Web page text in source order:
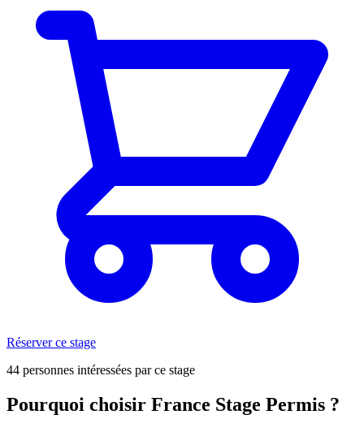
Réserver ce stage
44 personnes intéressées par ce stage
Pourquoi choisir France Stage Permis ?